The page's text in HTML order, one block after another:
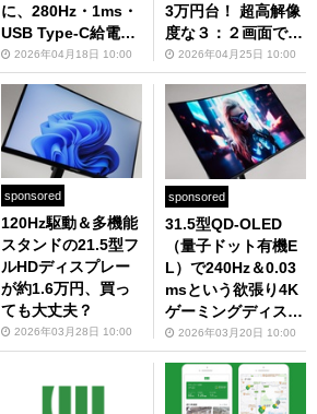
に、280Hz・1ms・
USB Type-C給電・
昇降式多機能スタン
ド！もうこれでいい
じゃない
2026年04月18日 10:00
3万円台！ 超高解像
度な３：２画面で仕
事がはかどりまくる
こと間違いなし
2026年04月25日 10:00
sponsored
120Hz駆動＆多機能
スタンドの21.5型フ
ルHDディスプレー
が約1.6万円、買っ
ても大丈夫？
2026年03月28日 10:00
sponsored
31.5型QD-OLED
（量子ドット有機E
L）で240Hz＆0.03
msという欲張り4K
ゲーミングディスプ
レーが至高の逸品す
ぎた
2026年03月20日 10:00